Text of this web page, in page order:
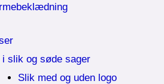
i slik og søde sager
Slik med og uden logo